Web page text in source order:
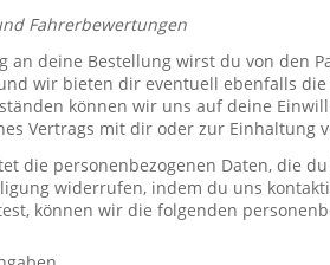
Fahrerbewertungen
an deine Bestellung wirst du von den
wir bieten dir eventuell ebenfalls
können wir uns auf deine
Vertrags mit dir oder zur Einhaltung
die personenbezogenen Daten, die
widerrufen, indem du uns
können wir die folgenden